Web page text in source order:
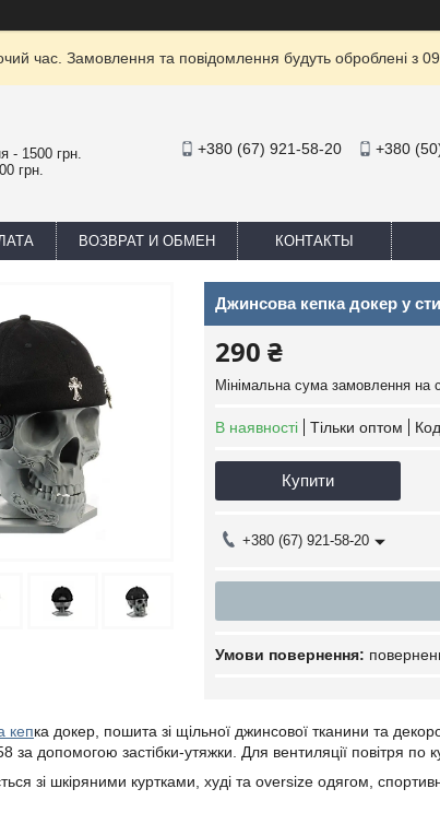
час. Замовлення та повідомлення будуть оброблені з
- 1500 грн.
грн.
+380 (67) 921-58-20 +380
ВОЗВРАТ И ОБМЕН КОНТАКТЫ
Джинсова кепка докер у
290 ₴
Мінімальна сума замовлення на
В наявності Тільки оптом
Купити
+380 (67) 921-58-20
кепка докер, пошита зі щільної джинсової тканини та
за допомогою застібки-утяжки.
Для вентиляції повітря по
зі шкіряними куртками, худі та oversize одягом,